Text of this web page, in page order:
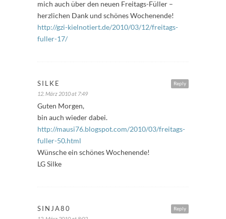
mich auch über den neuen Freitags-Füller –
herzlichen Dank und schönes Wochenende!
http://gzi-kielnotiert.de/2010/03/12/freitags-
fuller-17/
Reply
SILKE
12. März 2010 at 7:49
Guten Morgen,
bin auch wieder dabei.
http://mausi76.blogspot.com/2010/03/freitags-
fuller-50.html
Wünsche ein schönes Wochenende!
LG Silke
Reply
SINJA80